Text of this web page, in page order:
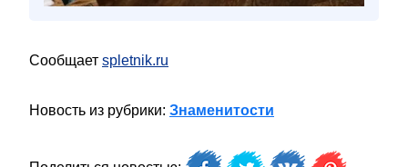
Сообщает spletnik.ru
Новость из рубрики: Знаменитости